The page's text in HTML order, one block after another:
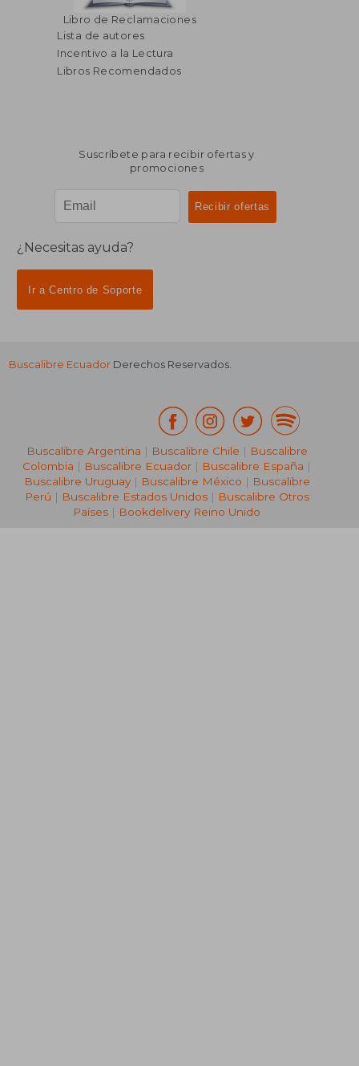
45%
dcto.
$ 315.04
$ 173.27
Libro de Reclamaciones
Lista de autores
Incentivo a la Lectura
Libros Recomendados
Suscríbete para recibir ofertas y
promociones
¿Necesitas ayuda?
Ir a Centro de Soporte
Buscalibre Ecuador Derechos Reservados.
Buscalibre Argentina | Buscalibre Chile | Buscalibre
Colombia | Buscalibre Ecuador | Buscalibre España |
Buscalibre Uruguay| Buscalibre México | Buscalibre
Perú | Buscalibre Estados Unidos| Buscalibre Otros
Países | Bookdelivery Reino Unido